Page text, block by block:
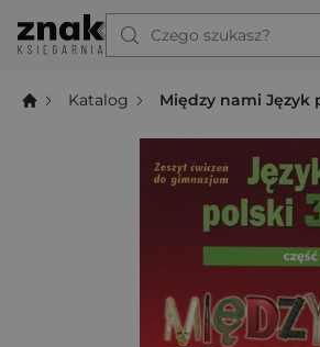
Czego szukasz?
Katalog Między nami Język